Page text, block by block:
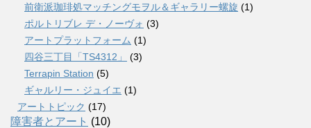
前衛派珈琲処マッチングモヲル＆ギャラリー螺旋 (1)
ポルトリブレ デ・ノーヴォ (3)
アートプラットフォーム (1)
四谷三丁目「TS4312」
(3)
Terrapin Station (5)
ギャルリー・ジュイエ (1)
アートトピック (17)
障害者とアート (10)